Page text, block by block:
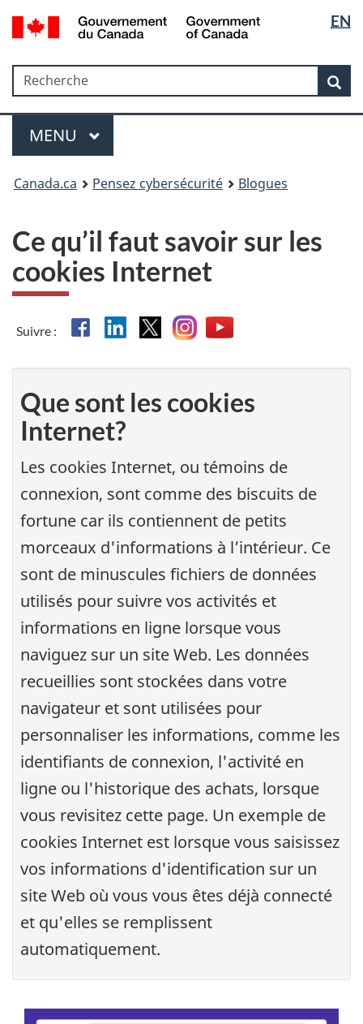
Passer
au
Passer
à
sujet
du
Passer
à
HTML
simplifiée
la
langue
EN
Government
Gouvernement
du
Recherche
Recherche
Menu
MAIN
MENU
Canada.ca Pensez cybersécurité Blogues
Ce qu’il faut savoir sur les
cookies Internet
Suivre : Facebook
Linkedin
X Instagram
YouTube
Que sont les cookies
Internet?
Les cookies Internet, ou témoins de
connexion, sont comme des biscuits de
fortune car ils contiennent de petits
morceaux d'informations à l’intérieur. Ce
sont de minuscules fichiers de données
utilisés pour suivre vos activités et
informations en ligne lorsque vous
naviguez sur un site Web. Les données
recueillies sont stockées dans votre
navigateur et sont utilisées pour
personnaliser les informations, comme les
identifiants de connexion, l'activité en
ligne ou l'historique des achats, lorsque
vous revisitez cette page. Un exemple de
cookies Internet est lorsque vous saisissez
vos informations d'identification sur un
site Web où vous vous êtes déjà connecté
et qu'elles se remplissent
automatiquement.